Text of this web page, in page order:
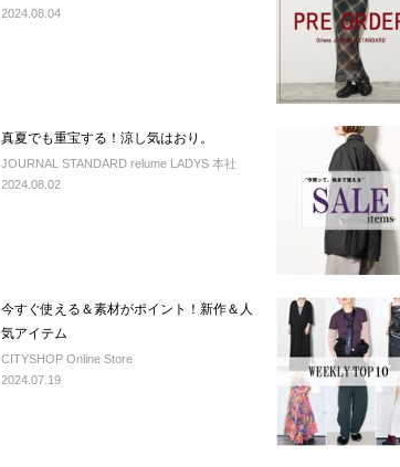
2024.08.04
真夏でも重宝する！涼し気はおり。
JOURNAL STANDARD relume LADYS 本社
2024.08.02
今すぐ使える＆素材がポイント！新作＆人
気アイテム
CITYSHOP Online Store
2024.07.19